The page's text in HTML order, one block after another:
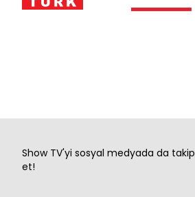
Show TV'yi sosyal medyada da takip
et!